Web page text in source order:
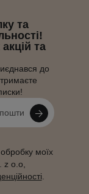
та
та
до
моїх
z o.o,